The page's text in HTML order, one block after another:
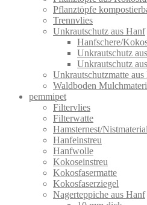
Pflanztöpfe
Trennvlies
Unkrautschutz aus Hanf
Hanfschere/
Unkrautschutz
Unkrautschutz
Unkrautschutzmatte
Waldboden
pemmipet
Filtervlies
Filterwatte
Hamsternest/Nistmaterial
Hanfeinstreu
Hanfwolle
Kokoseinstreu
Kokosfasermatte
Kokosfaserziegel
Nagerteppiche aus Hanf